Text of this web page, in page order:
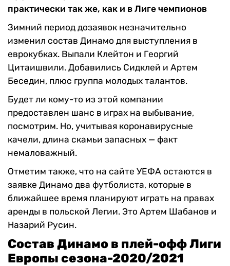
практически так же, как и в Лиге чемпионов
Зимний период дозаявок незначительно
изменил состав Динамо для выступления в
еврокубках. Выпали Клейтон и Георгий
Цитаишвили. Добавились Сидклей и Артем
Беседин, плюс группа молодых талантов.
Будет ли кому-то из этой компании
предоставлен шанс в играх на выбывание,
посмотрим. Но, учитывая коронавирусные
качели, длина скамьи запасных — факт
немаловажный.
Отметим также, что на сайте УЕФА остаются в
заявке Динамо два футболиста, которые в
ближайшее время планируют играть на правах
аренды в польской Легии. Это Артем Шабанов и
Назарий Русин.
Состав Динамо в плей-офф Лиги
Европы сезона-2020/2021